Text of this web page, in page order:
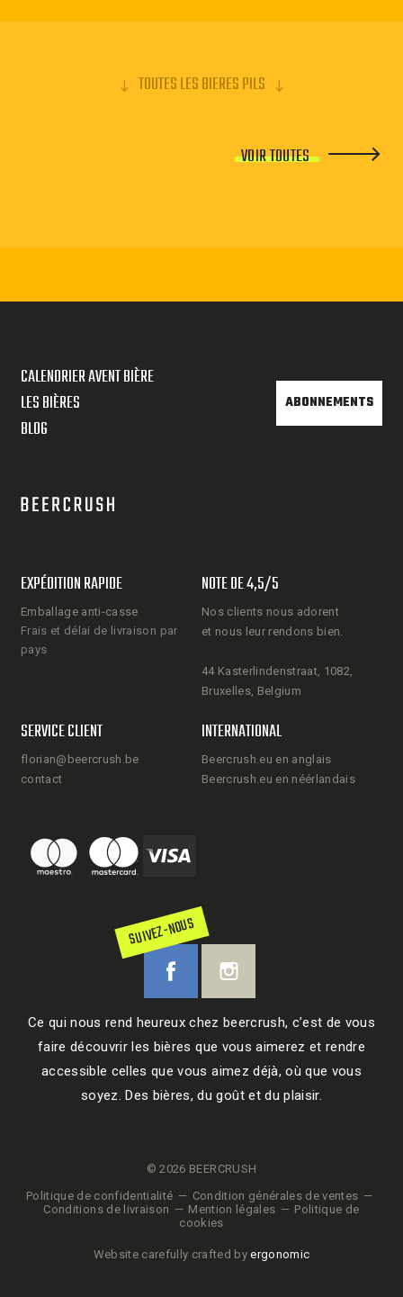
TOUTES LES BIERES PILS
VOIR TOUTES
CALENDRIER AVENT BIÈRE
LES BIÈRES
BLOG
ABONNEMENTS
EXPÉDITION RAPIDE
Emballage anti-casse
Frais et délai de livraison par
pays
NOTE DE 4,5/5
Nos clients nous adorent
et nous leur rendons bien.
44 Kasterlindenstraat, 1082,
Bruxelles, Belgium
SERVICE CLIENT
florian@beercrush.be
contact
INTERNATIONAL
Beercrush.eu en anglais
Beercrush.eu en néérlandais
SUIVEZ-NOUS
Ce qui nous rend heureux chez beercrush, c’est de vous
faire découvrir les bières que vous aimerez et rendre
accessible celles que vous aimez déjà, où que vous
soyez. Des bières, du goût et du plaisir.
© 2026 BEERCRUSH
Politique de confidentialité
Condition générales de ventes
Conditions de livraison
Mention légales
Politique de
cookies
Website carefully crafted byergonomic